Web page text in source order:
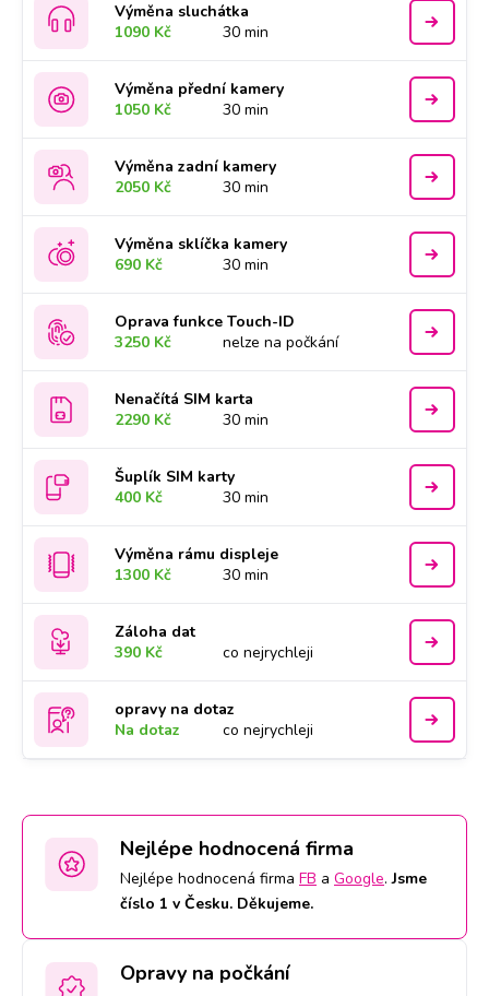
Výměna sluchátka
1090 Kč
30 min
Výměna přední kamery
1050 Kč
30 min
Výměna zadní kamery
2050 Kč
30 min
Výměna sklíčka kamery
690 Kč
30 min
Oprava funkce Touch-ID
3250 Kč
nelze na počkání
Nenačítá SIM karta
2290 Kč
30 min
Šuplík SIM karty
400 Kč
30 min
Výměna rámu displeje
1300 Kč
30 min
Záloha dat
390 Kč
co nejrychleji
opravy na dotaz
Na dotaz
co nejrychleji
Nejlépe hodnocená firma
Nejlépe hodnocená firma FB a Google.Jsme
číslo 1 v Česku. Děkujeme.
Opravy na počkání